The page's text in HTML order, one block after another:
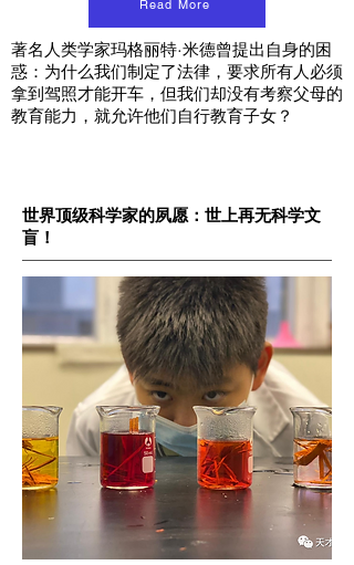
Read More
著名人类学家玛格丽特·米德曾提出自身的困
惑：为什么我们制定了法律，要求所有人必须
拿到驾照才能开车，但我们却没有考察父母的
教育能力，就允许他们自行教育子女？
世界顶级科学家的夙愿：世上再无科学文
盲！